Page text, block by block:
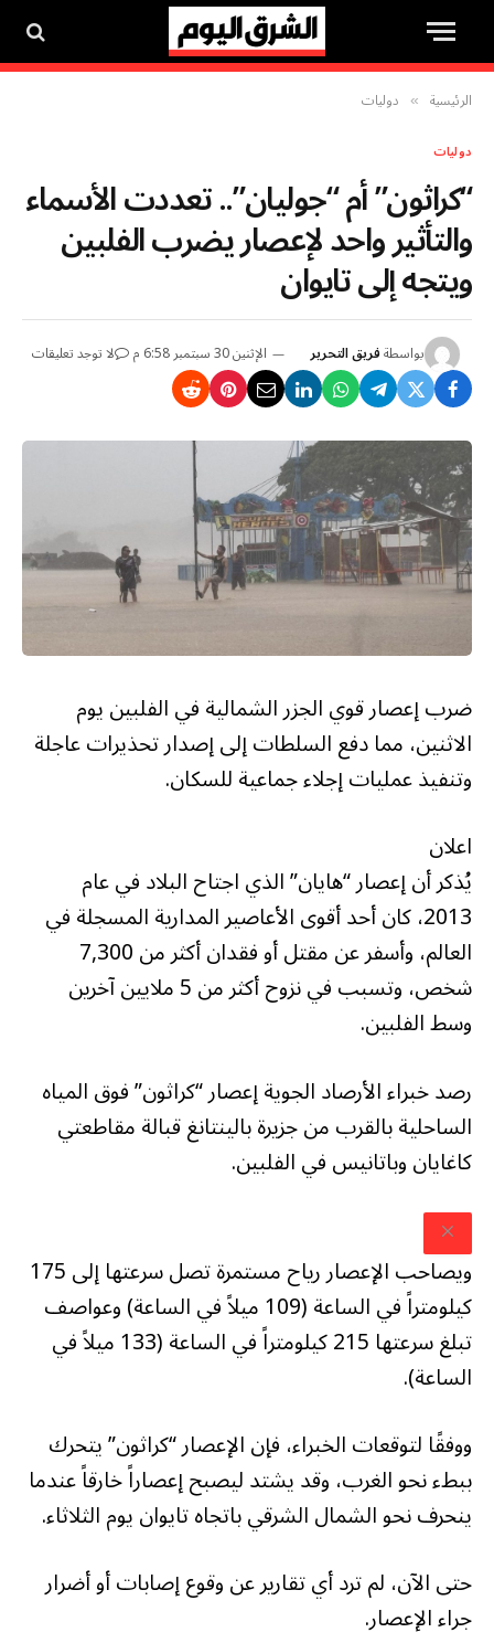
الرئيسية » دوليات
دوليات
“كراثون” أم “جوليان”.. تعددت الأسماء
والتأثير واحد لإعصار يضرب الفلبين
ويتجه إلى تايوان
بواسطةفريق التحرير الإثنين 30 سبتمبر 6:58 م لا توجد تعليقات
ضرب إعصار قوي الجزر الشمالية في الفلبين يوم
الاثنين، مما دفع السلطات إلى إصدار تحذيرات عاجلة
وتنفيذ عمليات إجلاء جماعية للسكان.
اعلان
يُذكر أن إعصار “هايان” الذي اجتاح البلاد في عام
2013، كان أحد أقوى الأعاصير المدارية المسجلة في
العالم، وأسفر عن مقتل أو فقدان أكثر من 7,300
شخص، وتسبب في نزوح أكثر من 5 ملايين آخرين
وسط الفلبين.
رصد خبراء الأرصاد الجوية إعصار “كراثون” فوق المياه
الساحلية بالقرب من جزيرة بالينتانغ قبالة مقاطعتي
كاغايان وباتانيس في الفلبين.
ويصاحب الإعصار رياح مستمرة تصل سرعتها إلى 175
كيلومتراً في الساعة (109 ميلاً في الساعة) وعواصف
تبلغ سرعتها 215 كيلومتراً في الساعة (133 ميلاً في
الساعة).
ووفقًا لتوقعات الخبراء، فإن الإعصار “كراثون” يتحرك
ببطء نحو الغرب، وقد يشتد ليصبح إعصاراً خارقاً عندما
ينحرف نحو الشمال الشرقي باتجاه تايوان يوم الثلاثاء.
حتى الآن، لم ترد أي تقارير عن وقوع إصابات أو أضرار
جراء الإعصار.